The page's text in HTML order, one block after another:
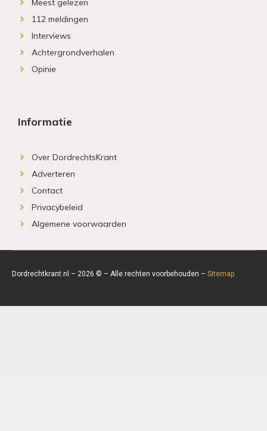
Meest gelezen
112 meldingen
Interviews
Achtergrondverhalen
Opinie
Informatie
Over DordrechtsKrant
Adverteren
Contact
Privacybeleid
Algemene voorwaarden
Dordrechtkrant.nl – 2026 © – Alle rechten voorbehouden – Sitemap